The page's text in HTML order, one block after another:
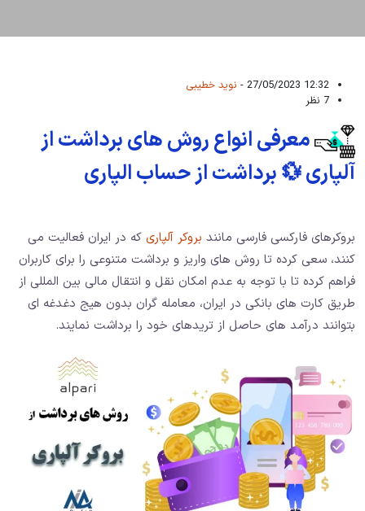
12:32 27/05/2023 -
نوید خطیبی
7 نظر
معرفی انواع روش های برداشت از
آلپاری 💱 برداشت از حساب الپاری
بروکرهای فارکسی فارسی مانند بروکر آلپاری که در ایران فعالیت می
کنند، سعی کرده تا روش های واریز و برداشت متنوعی را برای کاربران
فراهم کرده تا با توجه به عدم امکان نقل و انتقال مالی بین المللی از
طریق کارت های بانکی در ایران، معامله گران بدون هیج دغدغه ای
بتوانند درآمد های حاصل از تریدهای خود را برداشت نمایند.